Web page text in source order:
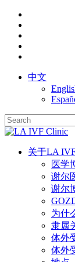
Skip
main
content
中文
Close
search
Menu
关于LA
医学
谢尔
谢尔
为什
隶属
体外
体外